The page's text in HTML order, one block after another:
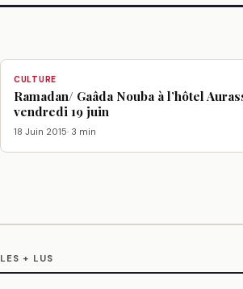
CULTURE
Ramadan/ Gaâda Nouba à l’hôtel
vendredi 19 juin
18 Juin 2015· 3 min
LES + LUS